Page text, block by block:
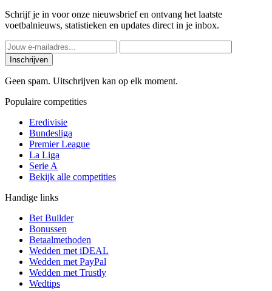
Schrijf je in voor onze nieuwsbrief en ontvang het laatste
voetbalnieuws, statistieken en updates direct in je inbox.
Inschrijven
Geen spam. Uitschrijven kan op elk moment.
Populaire competities
Eredivisie
Bundesliga
Premier League
La Liga
Serie A
Bekijk alle competities
Handige links
Bet Builder
Bonussen
Betaalmethoden
Wedden met iDEAL
Wedden met PayPal
Wedden met Trustly
Wedtips